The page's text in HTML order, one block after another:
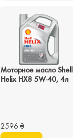
Моторное масло Shell
Helix HX8 5W-40, 4л
2596 ₴